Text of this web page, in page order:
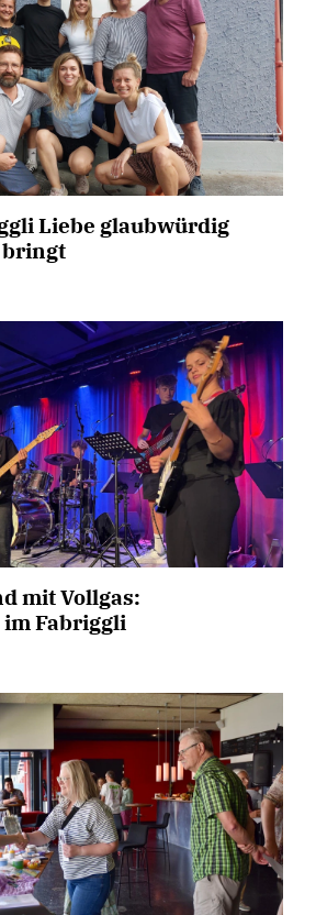
Liebe glaubwürdig
bringt
mit Vollgas:
Fabriggli